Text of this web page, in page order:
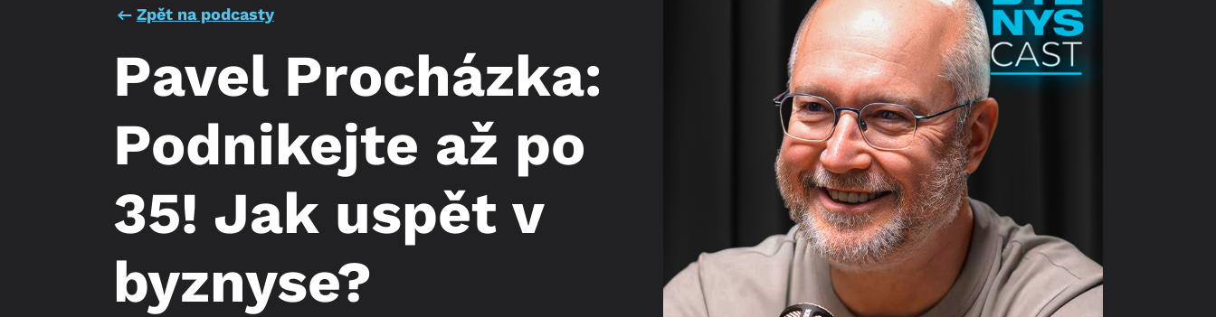
Zpět na podcasty
Pavel Procházka:
Podnikejte až po
35! Jak uspět v
byznyse?